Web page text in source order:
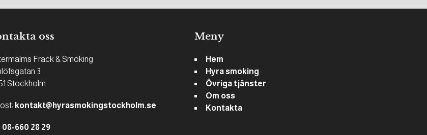
oss
Frack & Smoking
3
51 Stockholm
kontakt@hyrasmokingstockholm.se
08-660 28 29
Meny
Hem
Hyra smoking
Övriga tjänster
Om oss
Kontakta